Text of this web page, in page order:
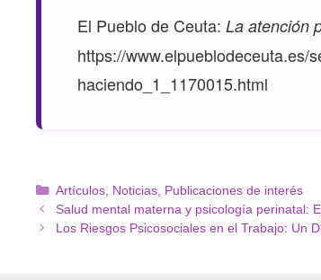
El Pueblo de Ceuta: La atención
https://www.elpueblodeceuta.es/
haciendo_1_1170015.html
Artículos, Noticias, Publicaciones de interés
Salud mental materna y psicología perinatal:
Los Riesgos Psicosociales en el Trabajo: Un